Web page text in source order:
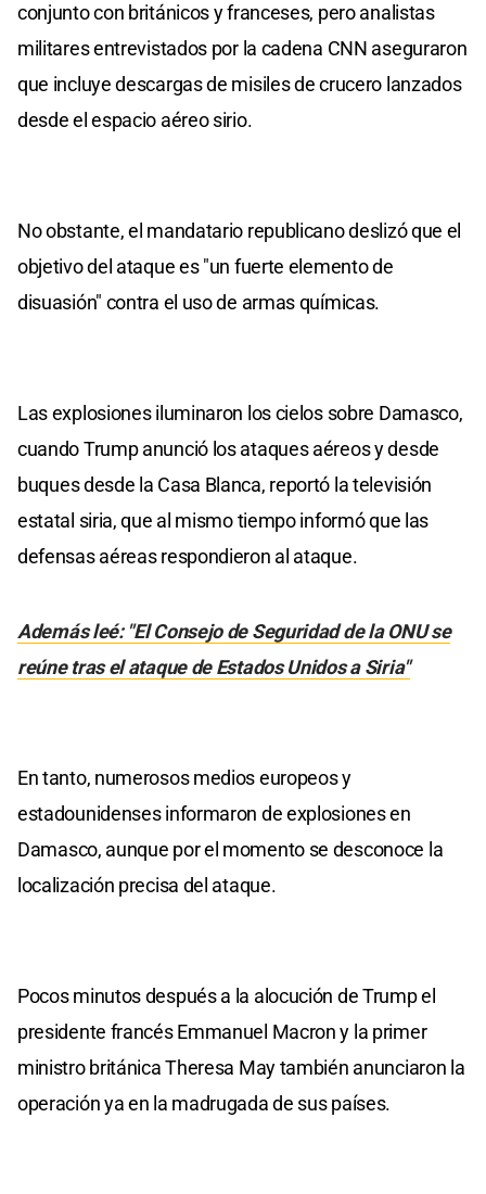
conjunto con británicos y franceses, pero analistas
militares entrevistados por la cadena CNN aseguraron
que incluye descargas de misiles de crucero lanzados
desde el espacio aéreo sirio.
No obstante, el mandatario republicano deslizó que el
objetivo del ataque es "un fuerte elemento de
disuasión" contra el uso de armas químicas.
Las explosiones iluminaron los cielos sobre Damasco,
cuando Trump anunció los ataques aéreos y desde
buques desde la Casa Blanca, reportó la televisión
estatal siria, que al mismo tiempo informó que las
defensas aéreas respondieron al ataque.
Además leé: "El Consejo de Seguridad de la ONU se
reúne tras el ataque de Estados Unidos a Siria"
En tanto, numerosos medios europeos y
estadounidenses informaron de explosiones en
Damasco, aunque por el momento se desconoce la
localización precisa del ataque.
Pocos minutos después a la alocución de Trump el
presidente francés Emmanuel Macron y la primer
ministro británica Theresa May también anunciaron la
operación ya en la madrugada de sus países.